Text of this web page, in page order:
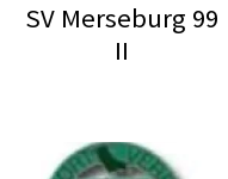
SV Merseburg 99
II